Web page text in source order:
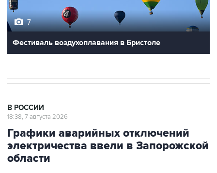
7
Фестиваль воздухоплавания в Бристоле
В РОССИИ
18:38, 7 августа 2026
Графики аварийных отключений
электричества ввели в Запорожской
области